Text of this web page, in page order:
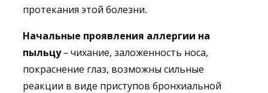
протекания этой болезни.
Начальные проявления аллергии на
пыльцу– чихание, заложенность носа,
покраснение глаз, возможны сильные
реакции в виде приступов бронхиальной